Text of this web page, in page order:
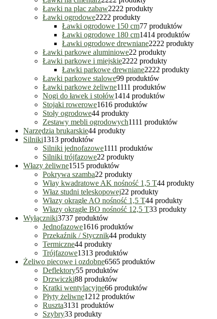
Ławki na plac zabaw2222 produkty
Ławki ogrodowe2222 produkty
Ławki ogrodowe 150 cm77 produktów
Ławki ogrodowe 180 cm1414 produktów
Ławki ogrodowe drewniane2222 produkty
Ławki parkowe aluminiowe22 produkty
Ławki parkowe i miejskie2222 produkty
Ławki parkowe drewniane2222 produkty
Ławki parkowe stalowe99 produktów
Ławki parkowe żeliwne1111 produktów
Nogi do ławek i stołów1414 produktów
Stojaki rowerowe1616 produktów
Stoły ogrodowe44 produkty
Zestawy mebli ogrodowych1111 produktów
Narzędzia brukarskie44 produkty
Silniki1313 produktów
Silniki jednofazowe1111 produktów
Silniki trójfazowe22 produkty
Włazy żeliwne1515 produktów
Pokrywa szamba22 produkty
Włay kwadratowe AK nośność 1,5 T44 produkty
Właz studni teleskopowej22 produkty
Włazy okrągłe AO nośność 1,5 T44 produkty
Włazy okrągłe BO nośność 12,5 T33 produkty
Wyłączniki3737 produktów
Jednofazowe1616 produktów
Przekaźnik / Stycznik44 produkty
Termiczne44 produkty
Trójfazowe1313 produktów
Żeliwo piecowe i ozdobne6565 produktów
Deflektory55 produktów
Drzwiczki88 produktów
Kratki wentylacyjne66 produktów
Płyty żeliwne1212 produktów
Ruszta3131 produktów
Szybry33 produkty